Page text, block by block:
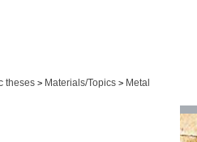
theses > Materials/Topics > Metal